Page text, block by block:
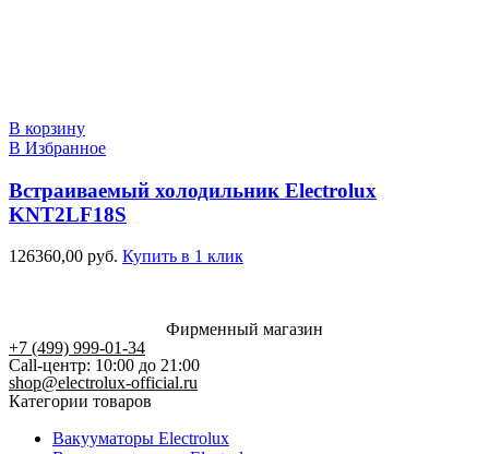
В корзину
В Избранное
Встраиваемый холодильник Electrolux
KNT2LF18S
126360,00 руб. Купить в 1 клик
Фирменный магазин
+7 (499) 999-01-34
Call-центр: 10:00 до 21:00
shop@electrolux-official.ru
Категории товаров
Вакууматоры Electrolux